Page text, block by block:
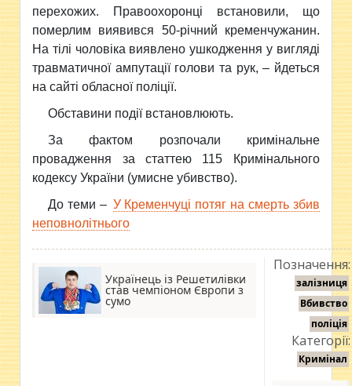
перехожих. Правоохоронці встановили, що
померлим виявився 50-річний кременчужанин.
На тілі чоловіка виявлено ушкодження у вигляді
травматичної ампутації голови та рук, – йдеться
на сайті обласної поліції.
Обставини події встановлюють.
За фактом розпочали кримінальне
провадження за статтею 115 Кримінального
кодексу України (умисне убивство).
До теми – У Кременчуці потяг на смерть збив
неповнолітнього
Українець із Решетилівки
став чемпіоном Європи з
сумо
Позначення:
залізниця
Вбивство
поліція
Категорії:
Кримінал